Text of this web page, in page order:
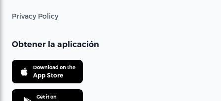
Privacy Policy
Obtener la aplicación
Download on the
App Store
Get it on